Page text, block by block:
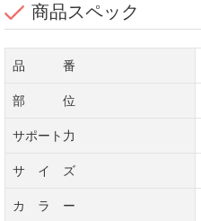
商品スペック
品 番
部 位
サポート力
サ イ ズ
カ ラ ー